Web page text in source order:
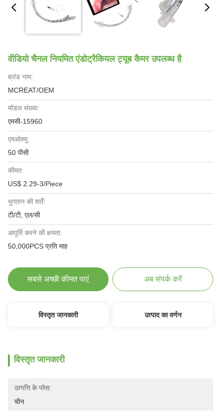
वीडियो चैनल नियमित एंडोट्रैकियल ट्यूब कैमर उपलब्ध है
ब्रांड नाम:
MCREAT/OEM
मॉडल संख्या:
एमसी-15960
एमओक्यू:
50 पीसी
कीमत:
US$ 2.29-3/Piece
भुगतान की शर्तें:
टी/टी, एल/सी
आपूर्ति करने की क्षमता:
50,000PCS प्रति माह
सबसे अच्छी कीमत पाएं अब संपर्क करें
विस्तृत जानकारी उत्पाद का वर्णन
विस्तृत जानकारी
उत्पत्ति के प्लेस:
चीन